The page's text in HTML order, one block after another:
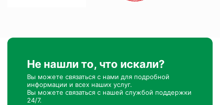
Не нашли то, что искали?
Вы можете связаться с нами для подробной
информации и всех наших услуг.
Вы можете связаться с нашей службой поддержки
24/7.